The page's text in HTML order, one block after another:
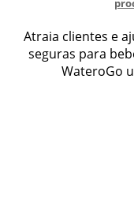
Atraia clientes e
seguras para
WateroGo